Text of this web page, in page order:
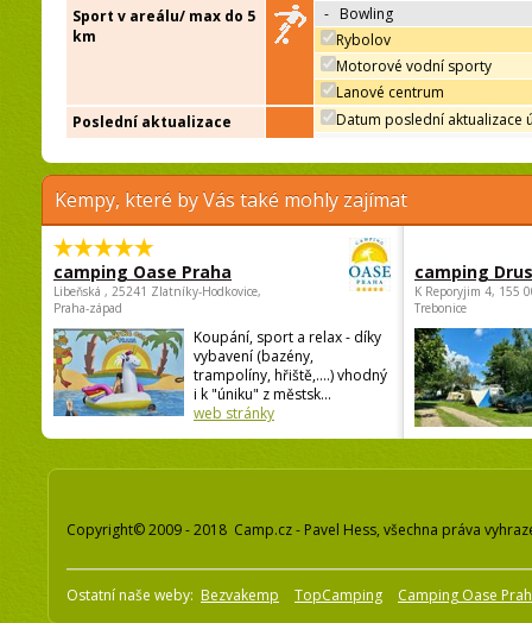
Sport v areálu/ max do 5
km
- Bowling
Rybolov
Motorové vodní sporty
Lanové centrum
Poslední aktualizace
Datum poslední aktualizace
Kempy, které by Vás také mohly zajímat
camping Oase Praha
Libeňská , 25241 Zlatníky-Hodkovice,
Praha-západ
Koupání, sport a relax - díky
vybavení (bazény,
trampolíny, hřiště,....) vhodný
i k "úniku" z městsk...
web stránky
camping
K Reporyjim 4, 155
Trebonice
Copyright© 2009 - 2018 Camp.cz - Pavel Hess, všechna práva
Ostatní naše weby: Bezvakemp TopCamping Camping Oase